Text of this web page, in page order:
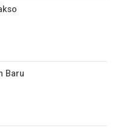
Baru